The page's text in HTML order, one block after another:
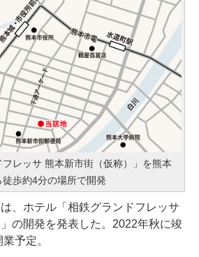
レッサ 熊本新市街（仮称）」を熊本
歩約4分の場所で開発
、ホテル「相鉄グランドフレッサ
の開発を発表した。2022年秋に竣
予定。